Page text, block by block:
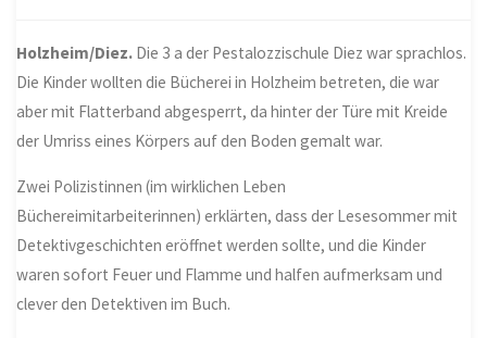
Holzheim/Diez. Die 3 a der Pestalozzischule Diez war sprachlos.
Die Kinder wollten die Bücherei in Holzheim betreten, die war
aber mit Flatterband abgesperrt, da hinter der Türe mit Kreide
der Umriss eines Körpers auf den Boden gemalt war.
Zwei Polizistinnen (im wirklichen Leben
Büchereimitarbeiterinnen) erklärten, dass der Lesesommer mit
Detektivgeschichten eröffnet werden sollte, und die Kinder
waren sofort Feuer und Flamme und halfen aufmerksam und
clever den Detektiven im Buch.